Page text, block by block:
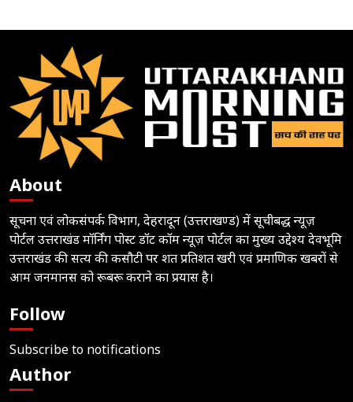
About
सूचना एवं लोकसंपर्क विभाग, देहरादून (उत्तराखण्ड) में सूचीबद्ध न्यूज़
पोर्टल उत्तराखंड मॉर्निंग पोस्ट डॉट कॉम न्यूज़ पोर्टल का मुख्य उद्देश्य देवभूमि
उत्तराखंड की सत्य की कसौटी पर शत प्रतिशत खरी एवं प्रमाणिक खबरों से
आम जनमानस को रूबरू कराने का प्रयास है।
Follow
Subscribe to notifications
Author